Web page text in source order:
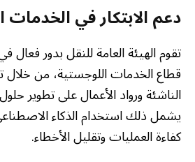
دعم الابتكار في الخدمات
تقوم الهيئة العامة للنقل بدور فعال
قطاع الخدمات اللوجستية، من
الناشئة ورواد الأعمال على تطوير
يشمل ذلك استخدام الذكاء
كفاءة العمليات وتقليل الأخطاء.